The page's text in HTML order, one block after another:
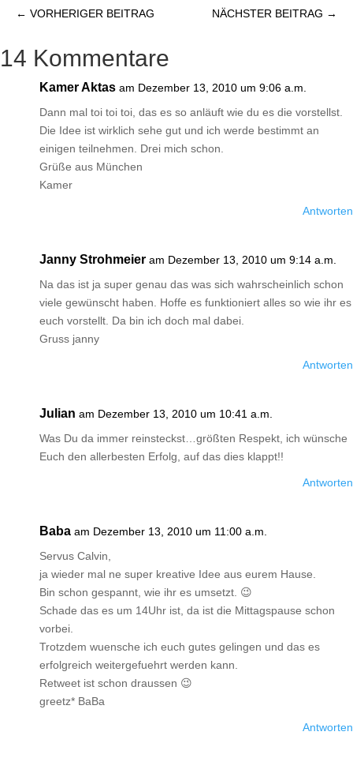
← VORHERIGER BEITRAG NÄCHSTER BEITRAG →
14 Kommentare
Kamer Aktas am Dezember 13, 2010 um 9:06 a.m.
Dann mal toi toi toi, das es so anläuft wie du es die vorstellst.
Die Idee ist wirklich sehe gut und ich werde bestimmt an
einigen teilnehmen. Drei mich schon.
Grüße aus München
Kamer
Antworten
Janny Strohmeier am Dezember 13, 2010 um 9:14 a.m.
Na das ist ja super genau das was sich wahrscheinlich schon
viele gewünscht haben. Hoffe es funktioniert alles so wie ihr es
euch vorstellt. Da bin ich doch mal dabei.
Gruss janny
Antworten
Julian am Dezember 13, 2010 um 10:41 a.m.
Was Du da immer reinsteckst…größten Respekt, ich wünsche
Euch den allerbesten Erfolg, auf das dies klappt!!
Antworten
Baba am Dezember 13, 2010 um 11:00 a.m.
Servus Calvin,
ja wieder mal ne super kreative Idee aus eurem Hause.
Bin schon gespannt, wie ihr es umsetzt. 😉
Schade das es um 14Uhr ist, da ist die Mittagspause schon
vorbei.
Trotzdem wuensche ich euch gutes gelingen und das es
erfolgreich weitergefuehrt werden kann.
Retweet ist schon draussen 😉
greetz* BaBa
Antworten